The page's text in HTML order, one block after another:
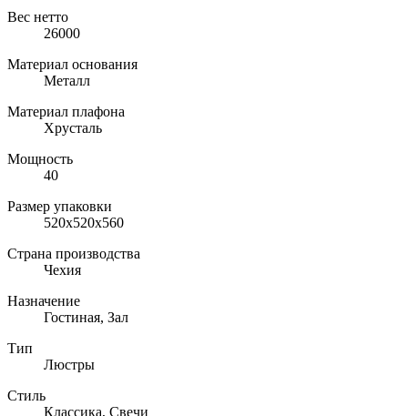
Вес нетто
26000
Материал основания
Металл
Материал плафона
Хрусталь
Мощность
40
Размер упаковки
520x520x560
Страна производства
Чехия
Назначение
Гостиная, Зал
Тип
Люстры
Стиль
Классика, Свечи